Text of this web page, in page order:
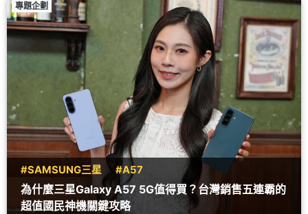
專題企劃
#SAMSUNG三星 #A57
為什麼三星Galaxy A57 5G值得買？台灣銷售五連霸的
超值國民神機關鍵攻略